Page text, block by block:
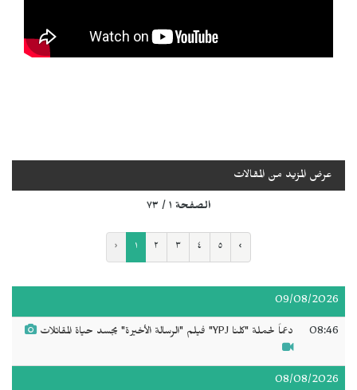
عرض المزيد من المقالات
الصفحة ١ / ٧٣
‹ ١ ٢ ٣ ٤ ٥ ›
09/08/2026
08:46 دعماً لحملة "كلنا YPJ" فيلم "الرسالة الأخيرة" يجسد حياة المقاتلات
08/08/2026